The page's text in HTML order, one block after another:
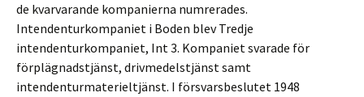
de kvarvarande kompanierna numrerades.
Intendenturkompaniet i Boden blev Tredje
intendenturkompaniet, Int 3. Kompaniet svarade för
förplägnadstjänst, drivmedelstjänst samt
intendenturmaterieltjänst. I försvarsbeslutet 1948